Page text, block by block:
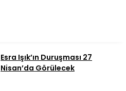
Esra Işık’ın Duruşması 27
Nisan’da Görülecek